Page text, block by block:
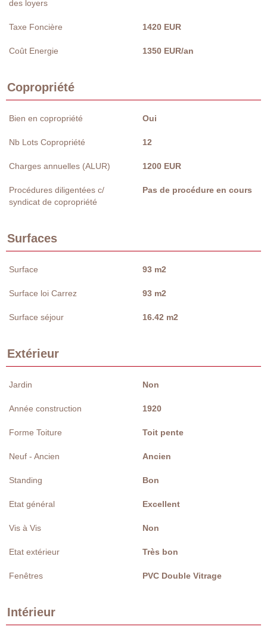
des loyers
Taxe Foncière 1420 EUR
Coût Energie 1350 EUR/an
Copropriété
Bien en copropriété Oui
Nb Lots Copropriété 12
Charges annuelles (ALUR) 1200 EUR
Procédures diligentées c/
syndicat de copropriété
Pas de procédure en cours
Surfaces
Surface 93 m2
Surface loi Carrez 93 m2
Surface séjour 16.42 m2
Extérieur
Jardin Non
Année construction 1920
Forme Toiture Toit pente
Neuf - Ancien Ancien
Standing Bon
Etat général Excellent
Vis à Vis Non
Etat extérieur Très bon
Fenêtres PVC Double Vitrage
Intérieur